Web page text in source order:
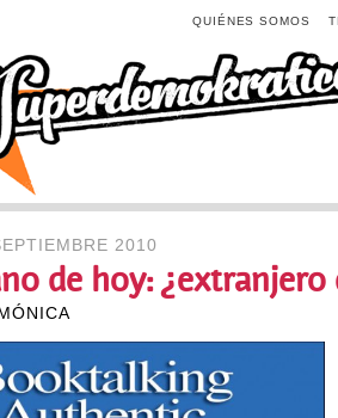
QUIÉNES SOMOS
2010
de hoy: ¿extranjero